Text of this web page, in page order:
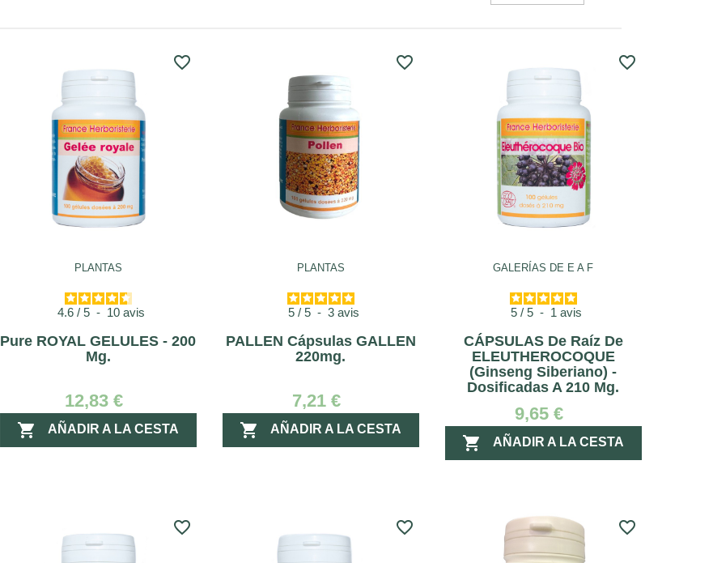
PLANTAS
4.6 / 5 - 10avis
Pure ROYAL GELULES - 200
Mg.
12,83 €
 AÑADIR A LA CESTA
favorite_border
PLANTAS
5 / 5 - 3avis
PALLEN Cápsulas GALLEN
220mg.
7,21 €
 AÑADIR A LA CESTA
favorite_border
GALERÍAS DE E A F
5 / 5 - 1avis
CÁPSULAS De Raíz De
ELEUTHEROCOQUE
(Ginseng Siberiano) -
Dosificadas A 210 Mg.
9,65 €
 AÑADIR A LA CESTA
favorite_border
favorite_border favorite_border favorite_border